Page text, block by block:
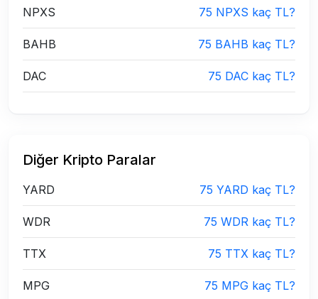
NPXS 75 NPXS kaç TL?
BAHB 75 BAHB kaç TL?
DAC 75 DAC kaç TL?
Diğer Kripto Paralar
YARD 75 YARD kaç TL?
WDR 75 WDR kaç TL?
TTX 75 TTX kaç TL?
MPG 75 MPG kaç TL?